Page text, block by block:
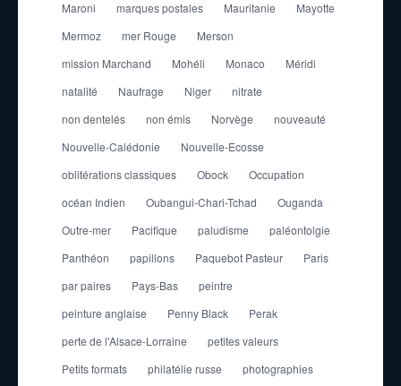
Maroni marques postales Mauritanie
Mayotte
Mermoz
mer Rouge
Merson
mission Marchand
Mohéli Monaco
Méridi
natalité
Naufrage Niger
nitrate
non dentelés
non émis Norvège
nouveauté
Nouvelle-Calédonie
Nouvelle-Ecosse
oblitérations classiques
Obock
Occupation
océan Indien
Oubangui-Chari-Tchad
Ouganda
Outre-mer
Pacifique paludisme
paléontolgie
Panthéon
papillons Paquebot Pasteur
Paris
par paires
Pays-Bas
peintre
peinture anglaise
Penny Black
Perak
perte de l'Alsace-Lorraine
petites valeurs
Petits formats
philatélie russe
photographies